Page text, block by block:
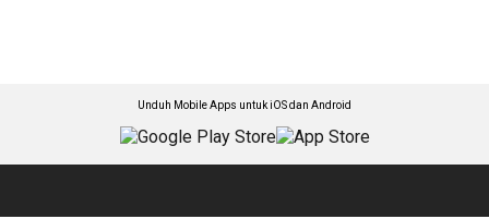
Unduh Mobile Apps untuk iOS dan Android